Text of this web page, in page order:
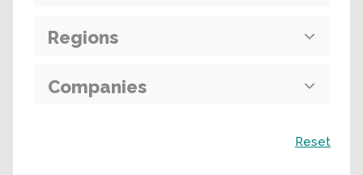
Regions
Companies
Reset